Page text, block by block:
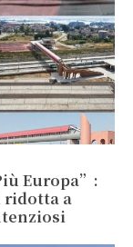
Europa”:
ridotta a